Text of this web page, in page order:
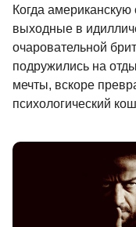
Когда
выходные в
очаровательной
подружились на
мечты, вскоре
психологический